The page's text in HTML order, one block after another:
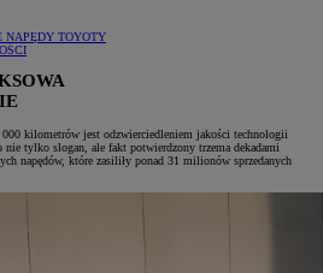
NAPĘDY TOYOTY
kilometrów jest odzwierciedleniem jakości technologii
tylko slogan, ale fakt potwierdzony trzema dekadami
napędów, które zasiliły ponad 31 milionów sprzedanych